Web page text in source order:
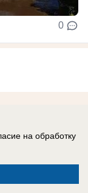
0
на обработку